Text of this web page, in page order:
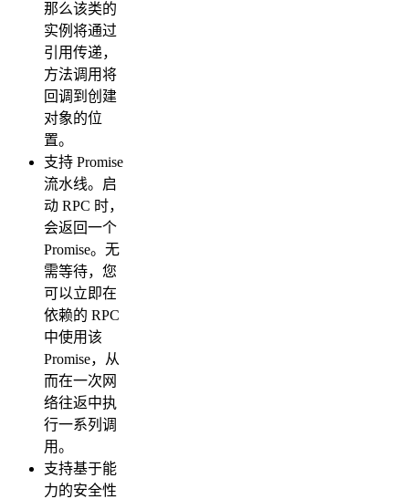
那么该类的
实例将通过
引用传递，
方法调用将
回调到创建
对象的位
置。
支持 Promise
流水线。启
动 RPC 时，
会返回一个
Promise。无
需等待，您
可以立即在
依赖的 RPC
中使用该
Promise，从
而在一次网
络往返中执
行一系列调
用。
支持基于能
力的安全性